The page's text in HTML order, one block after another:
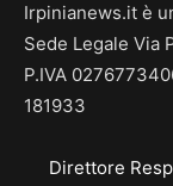
Irpinianews.it è
Sede Legale Via
P.IVA
181933
Direttore